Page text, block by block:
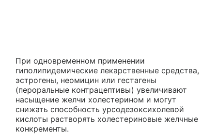
При одновременном применении
гиполипидемические лекарственные средства,
эстрогены, неомицин или гестагены
(пероральные контрацептивы) увеличивают
насыщение желчи холестерином и могут
снижать способность урсодезоксихолевой
кислоты растворять холестериновые желчные
конкременты.